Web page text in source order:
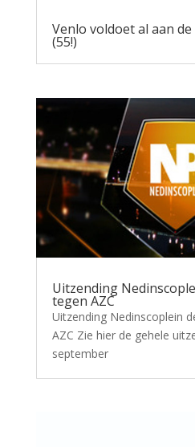
Venlo voldoet al aan
(55!)
Uitzending
tegen AZC
Uitzending Nedinscoplein
AZC Zie hier de gehele
september